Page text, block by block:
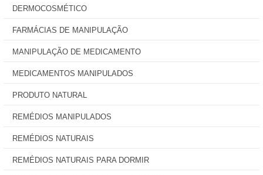
DERMOCOSMÉTICO
FARMÁCIAS DE MANIPULAÇÃO
MANIPULAÇÃO DE MEDICAMENTO
MEDICAMENTOS MANIPULADOS
PRODUTO NATURAL
REMÉDIOS MANIPULADOS
REMÉDIOS NATURAIS
REMÉDIOS NATURAIS PARA DORMIR